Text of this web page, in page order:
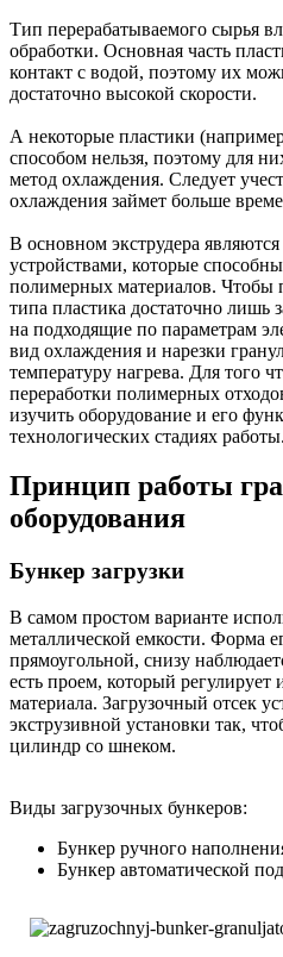
Тип перерабатываемого сырья
обработки. Основная часть
контакт с водой, поэтому их
достаточно высокой скорости.
А некоторые пластики
способом нельзя, поэтому для
метод охлаждения. Следует
охлаждения займет больше
В основном экструдера
устройствами, которые
полимерных материалов. Чтобы
типа пластика достаточно лишь
на подходящие по параметрам
вид охлаждения и нарезки
температуру нагрева. Для того
переработки полимерных
изучить оборудование и его
технологических стадиях работы.
Принцип работы
оборудования
Бункер загрузки
В самом простом варианте
металлической емкости. Форма
прямоугольной, снизу
есть проем, который регулирует
материала. Загрузочный отсек
экструзивной установки так,
цилиндр со шнеком.
Виды загрузочных бункеров:
Бункер ручного
Бункер автоматической